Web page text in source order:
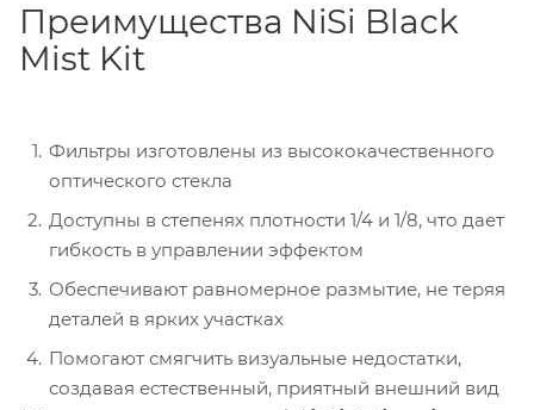
Преимущества NiSi Black
Mist Kit
Фильтры изготовлены из высококачественного
оптического стекла
Доступны в степенях плотности 1/4 и 1/8, что дает
гибкость в управлении эффектом
Обеспечивают равномерное размытие, не теряя
деталей в ярких участках
Помогают смягчить визуальные недостатки,
создавая естественный, приятный внешний вид